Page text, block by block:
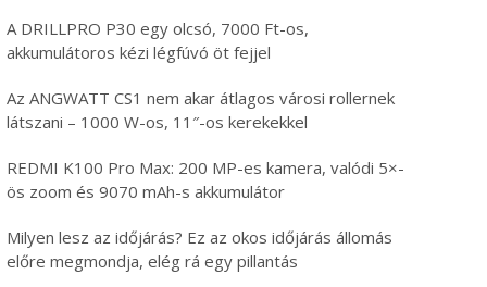
A DRILLPRO P30 egy olcsó, 7000 Ft-os,
akkumulátoros kézi légfúvó öt fejjel
Az ANGWATT CS1 nem akar átlagos városi rollernek
látszani – 1000 W-os, 11″-os kerekekkel
REDMI K100 Pro Max: 200 MP-es kamera, valódi 5×-
ös zoom és 9070 mAh-s akkumulátor
Milyen lesz az időjárás? Ez az okos időjárás állomás
előre megmondja, elég rá egy pillantás